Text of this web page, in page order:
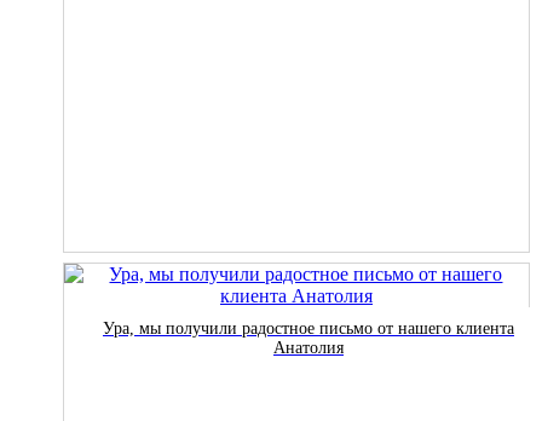
Ура, мы получили радостное письмо от нашего клиента
Анатолия